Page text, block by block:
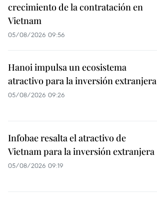
crecimiento de la contratación en
Vietnam
05/08/2026 09:56
Hanoi impulsa un ecosistema
atractivo para la inversión extranjera
05/08/2026 09:26
Infobae resalta el atractivo de
Vietnam para la inversión extranjera
05/08/2026 09:19